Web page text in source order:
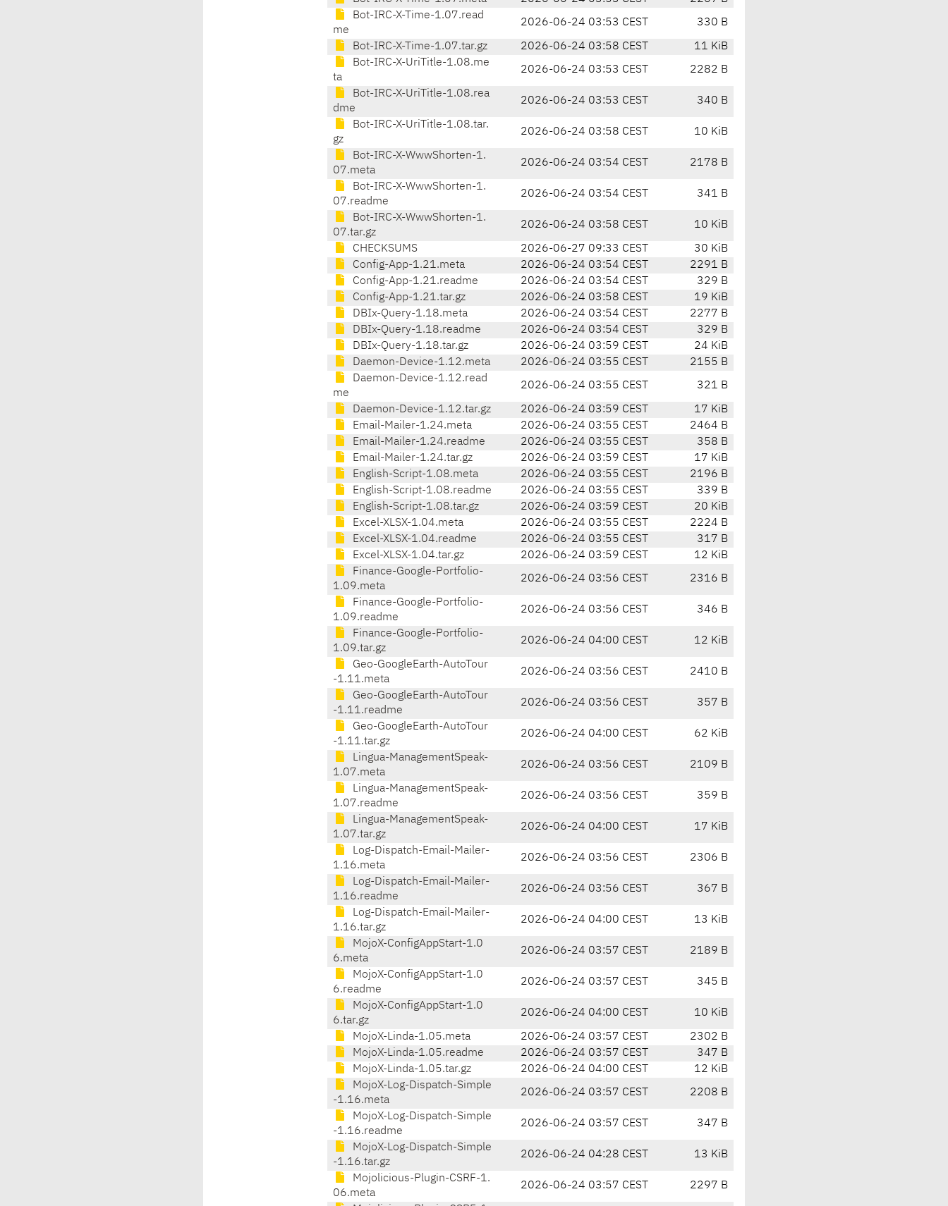
Bot-IRC-X-Time-1.07.read
me
2026-06-24 03:53 CEST 330 B
Bot-IRC-X-Time-1.07.tar.gz 2026-06-24 03:58 CEST
11 KiB
Bot-IRC-X-UriTitle-1.08.me
ta
2026-06-24 03:53 CEST 2282 B
Bot-IRC-X-UriTitle-1.08.rea
dme
2026-06-24 03:53 CEST 340 B
Bot-IRC-X-UriTitle-1.08.tar.
gz
2026-06-24 03:58 CEST 10 KiB
Bot-IRC-X-WwwShorten-1.
07.meta
2026-06-24 03:54 CEST 2178 B
Bot-IRC-X-WwwShorten-1.
07.readme
2026-06-24 03:54 CEST 341 B
Bot-IRC-X-WwwShorten-1.
07.tar.gz
2026-06-24 03:58 CEST 10 KiB
CHECKSUMS 2026-06-27 09:33 CEST
30 KiB
Config-App-1.21.meta
2026-06-24 03:54 CEST
2291 B
Config-App-1.21.readme
2026-06-24 03:54 CEST
329 B
Config-App-1.21.tar.gz
2026-06-24 03:58 CEST
19 KiB
DBIx-Query-1.18.meta
2026-06-24 03:54 CEST
2277 B
DBIx-Query-1.18.readme
2026-06-24 03:54 CEST
329 B
DBIx-Query-1.18.tar.gz
2026-06-24 03:59 CEST
24 KiB
Daemon-Device-1.12.meta
2026-06-24 03:55 CEST
2155 B
Daemon-Device-1.12.read
me
2026-06-24 03:55 CEST 321 B
Daemon-Device-1.12.tar.gz 2026-06-24 03:59 CEST
17 KiB
Email-Mailer-1.24.meta
2026-06-24 03:55 CEST
2464 B
Email-Mailer-1.24.readme
2026-06-24 03:55 CEST
358 B
Email-Mailer-1.24.tar.gz
2026-06-24 03:59 CEST
17 KiB
English-Script-1.08.meta
2026-06-24 03:55 CEST
2196 B
English-Script-1.08.readme
2026-06-24 03:55 CEST
339 B
English-Script-1.08.tar.gz
2026-06-24 03:59 CEST
20 KiB
Excel-XLSX-1.04.meta
2026-06-24 03:55 CEST
2224 B
Excel-XLSX-1.04.readme
2026-06-24 03:55 CEST
317 B
Excel-XLSX-1.04.tar.gz
2026-06-24 03:59 CEST
12 KiB
Finance-Google-Portfolio-
1.09.meta
2026-06-24 03:56 CEST 2316 B
Finance-Google-Portfolio-
1.09.readme
2026-06-24 03:56 CEST 346 B
Finance-Google-Portfolio-
1.09.tar.gz
2026-06-24 04:00 CEST 12 KiB
Geo-GoogleEarth-AutoTour
-1.11.meta
2026-06-24 03:56 CEST 2410 B
Geo-GoogleEarth-AutoTour
-1.11.readme
2026-06-24 03:56 CEST 357 B
Geo-GoogleEarth-AutoTour
-1.11.tar.gz
2026-06-24 04:00 CEST 62 KiB
Lingua-ManagementSpeak-
1.07.meta
2026-06-24 03:56 CEST 2109 B
Lingua-ManagementSpeak-
1.07.readme
2026-06-24 03:56 CEST 359 B
Lingua-ManagementSpeak-
1.07.tar.gz
2026-06-24 04:00 CEST 17 KiB
Log-Dispatch-Email-Mailer-
1.16.meta
2026-06-24 03:56 CEST 2306 B
Log-Dispatch-Email-Mailer-
1.16.readme
2026-06-24 03:56 CEST 367 B
Log-Dispatch-Email-Mailer-
1.16.tar.gz
2026-06-24 04:00 CEST 13 KiB
MojoX-ConfigAppStart-1.0
6.meta
2026-06-24 03:57 CEST 2189 B
MojoX-ConfigAppStart-1.0
6.readme
2026-06-24 03:57 CEST 345 B
MojoX-ConfigAppStart-1.0
6.tar.gz
2026-06-24 04:00 CEST 10 KiB
MojoX-Linda-1.05.meta 2026-06-24 03:57 CEST
2302 B
MojoX-Linda-1.05.readme
2026-06-24 03:57 CEST
347 B
MojoX-Linda-1.05.tar.gz
2026-06-24 04:00 CEST
12 KiB
MojoX-Log-Dispatch-Simple
-1.16.meta
2026-06-24 03:57 CEST 2208 B
MojoX-Log-Dispatch-Simple
-1.16.readme
2026-06-24 03:57 CEST 347 B
MojoX-Log-Dispatch-Simple
-1.16.tar.gz
2026-06-24 04:28 CEST 13 KiB
Mojolicious-Plugin-CSRF-1.
06.meta
2026-06-24 03:57 CEST 2297 B